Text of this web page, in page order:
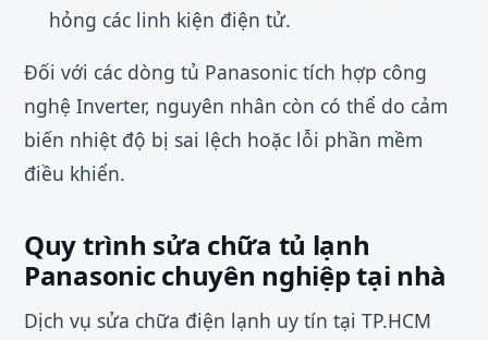
hỏng các linh kiện điện tử.
Đối với các dòng tủ Panasonic tích hợp công
nghệ Inverter, nguyên nhân còn có thể do cảm
biến nhiệt độ bị sai lệch hoặc lỗi phần mềm
điều khiển.
Quy trình sửa chữa tủ lạnh
Panasonic chuyên nghiệp tại nhà
Dịch vụ sửa chữa điện lạnh uy tín tại TP.HCM